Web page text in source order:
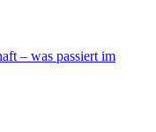
– was passiert im